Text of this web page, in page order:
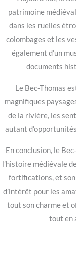
patrimoine
dans les ruelles
colombages et les
également d’un
documents
Le Bec-Thomas
magnifiques
de la rivière, les
autant
En conclusion, le
l’histoire médiévale
fortifications, et son
d’intérêt pour les
tout son charme et
tout en